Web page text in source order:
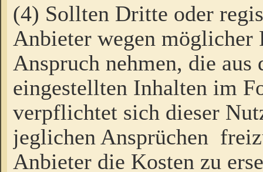
(4) Sollten Dritte oder
Anbieter wegen möglicher
Anspruch nehmen, die
eingestellten Inhalten im
verpflichtet sich dieser
jeglichen Ansprüchen
Anbieter die Kosten zu